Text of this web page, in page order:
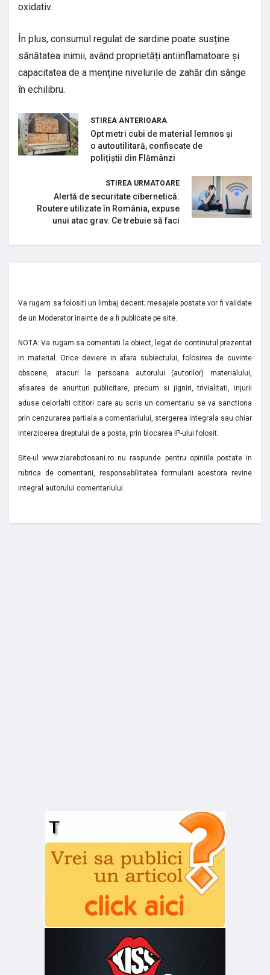
oxidativ.
În plus, consumul regulat de sardine poate susține
sănătatea inimii, având proprietăți antiinflamatoare și
capacitatea de a menține nivelurile de zahăr din sânge
în echilibru.
STIREA ANTERIOARA
Opt metri cubi de material lemnos și
o autoutilitară, confiscate de
polițiștii din Flămânzi
STIREA URMATOARE
Alertă de securitate cibernetică:
Routere utilizate în România, expuse
unui atac grav. Ce trebuie să faci
Va rugam sa folositi un limbaj decent; mesajele postate vor fi validate
de un Moderator inainte de a fi publicate pe site.
NOTA: Va rugam sa comentati la obiect, legat de continutul prezentat
in material. Orice deviere in afara subiectului, folosirea de cuvinte
obscene, atacuri la persoana autorului (autorilor) materialului,
afisarea de anunturi publicitare, precum si jigniri, trivialitati, injurii
aduse celorlalti cititori care au scris un comentariu se va sanctiona
prin cenzurarea partiala a comentariului, stergerea integrala sau chiar
interzicerea dreptului de a posta, prin blocarea IP-ului folosit.
Site-ul www.ziarebotosani.ro nu raspunde pentru opiniile postate in
rubrica de comentarii, responsabilitatea formularii acestora revine
integral autorului comentariului.